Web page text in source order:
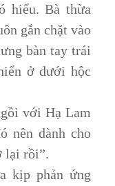
hiểu. Bà thừa
gắn chặt vào
bàn tay trái
ở dưới hộc
với Hạ Lam
nên dành cho
lại rồi”.
kịp phản ứng